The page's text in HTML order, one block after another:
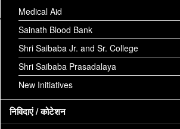
Medical Aid
Sainath Blood Bank
Shri Saibaba Jr. and Sr. College
Shri Saibaba Prasadalaya
New Initiatives
निविदाएं / कोटेशन
जानकारी
Screen Reader Access
कार्य अवधि
अपील
ठराव